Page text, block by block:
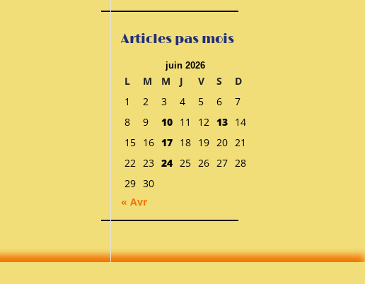
Articles pas mois
juin 2026
L M M J V S
D
1
2 3 4 5 6
7
8
9 10 11 12 13 14
15 16 17 18 19 20 21
22 23 24 25 26 27 28
29 30
« Avr